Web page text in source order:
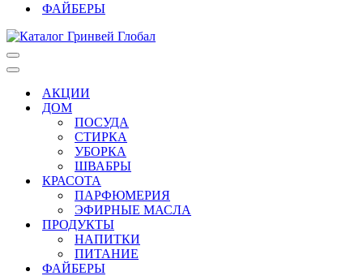
ФАЙБЕРЫ
Меню
навигации
Меню
навигацииАКЦИИ
ДОМ
ПОСУДА
СТИРКА
УБОРКА
ШВАБРЫ
КРАСОТА
ПАРФЮМЕРИЯ
ЭФИРНЫЕ МАСЛА
ПРОДУКТЫ
НАПИТКИ
ПИТАНИЕ
ФАЙБЕРЫ